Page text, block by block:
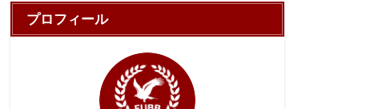
プロフィール